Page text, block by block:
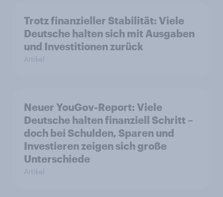
Trotz finanzieller Stabilität: Viele
Deutsche halten sich mit Ausgaben
und Investitionen zurück
Artikel
Neuer YouGov-Report: Viele
Deutsche halten finanziell Schritt –
doch bei Schulden, Sparen und
Investieren zeigen sich große
Unterschiede
Artikel